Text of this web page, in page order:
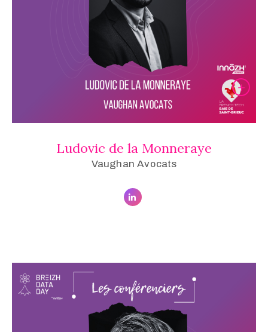
Ludovic de la Monneraye
Vaughan Avocats